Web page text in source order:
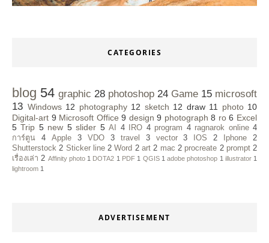
CATEGORIES
blog 54 graphic 28 photoshop 24 Game 15 microsoft
13 Windows 12 photography 12 sketch 12 draw 11 photo 10
Digital-art 9 Microsoft Office 9 design 9 photograph 8 ro 6 Excel
5 Trip 5 new 5 slider 5 AI 4 IRO 4 program 4 ragnarok online 4
การ์ตูน
4 Apple 3 VDO 3 travel 3 vector 3 IOS 2 Iphone
2
Shutterstock 2 Sticker line 2 Word 2 art 2 mac 2 procreate 2 prompt 2
เรื่องเล่า 2 Affinity photo 1 DOTA2 1 PDF 1 QGIS 1 adobe photoshop 1 illustrator 1
lightroom 1
ADVERTISEMENT